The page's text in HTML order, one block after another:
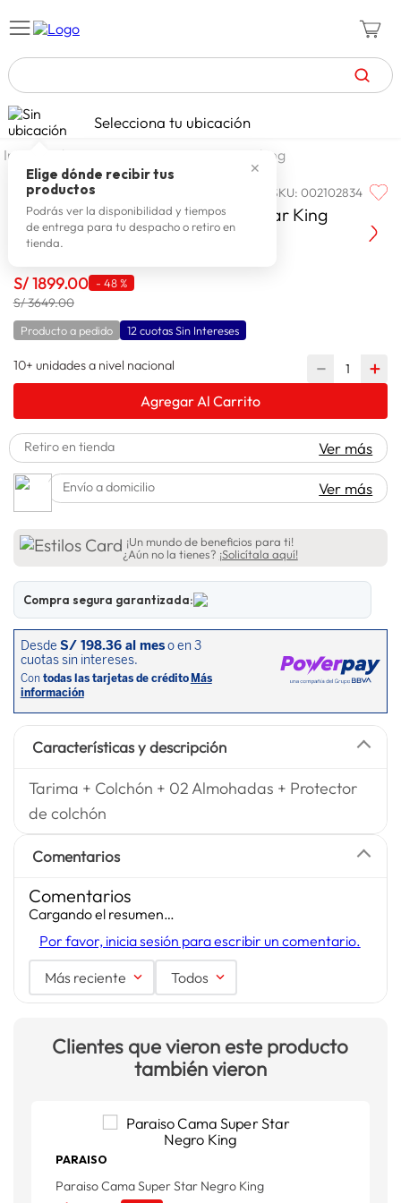
TÉRMINOS MÁS BUSCADOS
1. zapatillas mujer
2. celulares
3. zapatillas hombre
4. moda
6. tv
7. terrex
8 laptop
10. lavadora
Selecciona tu ubicación
✕
Elige dónde recibir tus
productos
Podrás ver la disponibilidad y tiempos
de entrega para tu despacho o retiro en
tienda.
dormitorio camas king
PARAISO SKU:002102834
Paraiso Cama Europea Pocket Star King
S/1899.00 - 48 %
S/ 3649.00
Producto a pedido 12 cuotas Sin Intereses
10+ unidades a nivel nacional ＋
－
Agregar Al Carrito
Retiro en tienda Ver más
Envío a domicilio Ver más
¡Un mundo de beneficios para ti!
¿Aún no la tienes? ¡Solicítala aquí!
Compra segura garantizada:
Características y descripción
Tarima + Colchón + 02 Almohadas + Protector
de colchón
Comentarios
Comentarios
Cargando el resumen…
Por favor, inicia sesión para escribir un comentario.
Más reciente Todos
Clientes que vieron este producto
también vieron
PARAISO
Paraiso Cama Super Star Negro King